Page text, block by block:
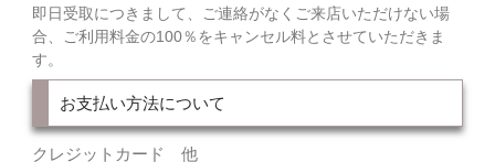
即日受取につきまして、ご連絡がなくご来店いただけない場
合、ご利用料金の100％をキャンセル料とさせていただきま
す。
お支払い方法について
クレジットカード 他